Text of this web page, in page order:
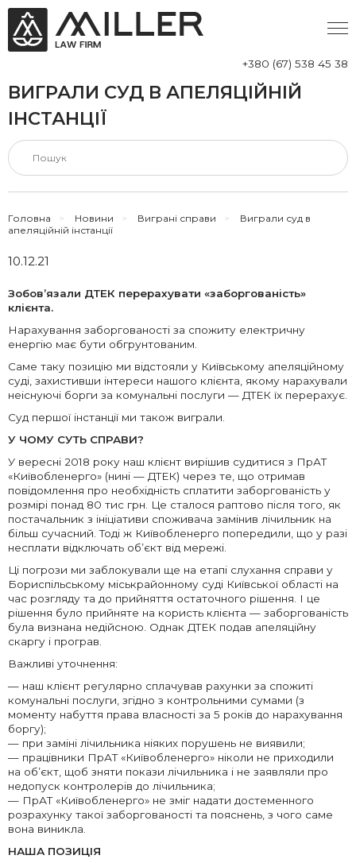
+380 (67) 538 45 38
ВИГРАЛИ СУД В АПЕЛЯЦІЙНІЙ
ІНСТАНЦІЇ
Головна > Новини > Виграні справи >
Виграли суд в
апеляційній інстанції
10.12.21
Зобов’язали ДТЕК перерахувати «заборгованість»
клієнта.
Нарахування заборгованості за спожиту електричну
енергію має бути обгрунтованим.
Саме таку позицію ми відстояли у Київському апеляційному
суді, захистивши інтереси нашого клієнта, якому нарахували
неіснуючі борги за комунальні послуги — ДТЕК їх перерахує.
Суд першої інстанції ми також виграли.
У ЧОМУ СУТЬ СПРАВИ?
У вересні 2018 року наш клієнт вирішив судитися з ПрАТ
«Київобленерго» (нині — ДТЕК) через те, що отримав
повідомлення про необхідність сплатити заборгованість у
розмірі понад 80 тис грн. Це сталося раптово після того, як
постачальник з ініціативи споживача замінив лічильник на
більш сучасний. Тоді ж Київобленерго попередили, що у разі
несплати відключать об’єкт від мережі.
Ці погрози ми заблокували ще на етапі слухання справи у
Бориспільському міськрайонному суді Київської області на
час розгляду та до прийняття остаточного рішення. І це
рішення було прийняте на користь клієнта — заборгованість
була визнана недійсною. Однак ДТЕК подав апеляційну
скаргу і програв.
Важливі уточнення:
— наш клієнт регулярно сплачував рахунки за спожиті
комунальні послуги, згідно з контрольними сумами (з
моменту набуття права власності за 5 років до нарахування
боргу);
— при заміні лічильника ніяких порушень не виявили;
— працівники ПрАТ «Київобленерго» ніколи не приходили
на об’єкт, щоб зняти покази лічильника і не заявляли про
недопуск контролерів до лічильника;
— ПрАТ «Київобленерго» не зміг надати достеменного
розрахунку такої заборгованості та пояснень, з чого саме
вона виникла.
НАША ПОЗИЦІЯ